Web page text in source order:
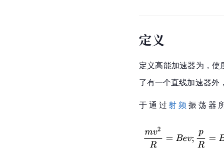
定义
定义高能加速器为，使
了有一个直线加速器外
于通过 射频振荡器